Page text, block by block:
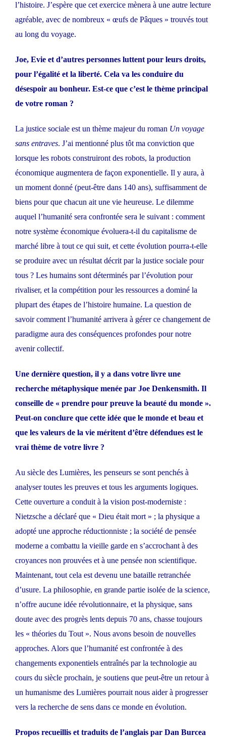
l’histoire. J’espère que cet exercice mènera à une autre lecture
agréable, avec de nombreux « œufs de Pâques » trouvés tout
au long du voyage.
Joe, Evie et d’autres personnes luttent pour leurs droits,
pour l’égalité et la liberté. Cela va les conduire du
désespoir au bonheur. Est-ce que c’est le thème principal
de votre roman ?
La justice sociale est un thème majeur du roman Un voyage
sans entraves. J’ai mentionné plus tôt ma conviction que
lorsque les robots construiront des robots, la production
économique augmentera de façon exponentielle. Il y aura, à
un moment donné (peut-être dans 140 ans), suffisamment de
biens pour que chacun ait une vie heureuse. Le dilemme
auquel l’humanité sera confrontée sera le suivant : comment
notre système économique évoluera-t-il du capitalisme de
marché libre à tout ce qui suit, et cette évolution pourra-t-elle
se produire avec un résultat décrit par la justice sociale pour
tous ? Les humains sont déterminés par l’évolution pour
rivaliser, et la compétition pour les ressources a dominé la
plupart des étapes de l’histoire humaine. La question de
savoir comment l’humanité arrivera à gérer ce changement de
paradigme aura des conséquences profondes pour notre
avenir collectif.
Une dernière question, il y a dans votre livre une
recherche métaphysique menée par Joe Denkensmith. Il
conseille de « prendre pour preuve la beauté du monde ».
Peut-on conclure que cette idée que le monde et beau et
que les valeurs de la vie méritent d’être défendues est le
vrai thème de votre livre ?
Au siècle des Lumières, les penseurs se sont penchés à
analyser toutes les preuves et tous les arguments logiques.
Cette ouverture a conduit à la vision post-moderniste :
Nietzsche a déclaré que « Dieu était mort » ; la physique a
adopté une approche réductionniste ; la société de pensée
moderne a combattu la vieille garde en s’accrochant à des
croyances non prouvées et à une pensée non scientifique.
Maintenant, tout cela est devenu une bataille retranchée
d’usure. La philosophie, en grande partie isolée de la science,
n’offre aucune idée révolutionnaire, et la physique, sans
doute avec des progrès lents depuis 70 ans, chasse toujours
les « théories du Tout ». Nous avons besoin de nouvelles
approches. Alors que l’humanité est confrontée à des
changements exponentiels entraînés par la technologie au
cours du siècle prochain, je soutiens que peut-être un retour à
un humanisme des Lumières pourrait nous aider à progresser
vers la recherche de sens dans ce monde en évolution.
Propos recueillis et traduits de l’anglais par Dan Burcea